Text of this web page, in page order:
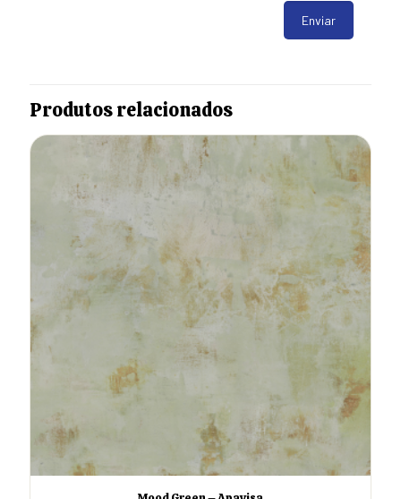
Produtos relacionados